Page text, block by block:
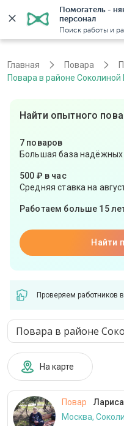
Помогатель -
персонал
Поиск работы и
Главная Повара
Повара в районе Соколиной
Найти опытного
7 поваров
Большая база надёжных
500 ₽ в час
Средняя ставка на
Работаем больше 15
Найти
Проверяем работников
Повара в районе
На карте
Повар
Москва,